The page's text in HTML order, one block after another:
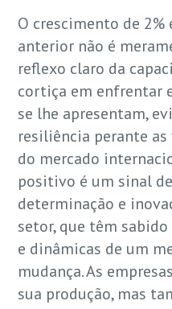
O crescimento de 2%
anterior não é
reflexo claro da
cortiça em enfrentar
se lhe apresentam,
resiliência perante
do mercado
positivo é um sinal
determinação e
setor, que têm
e dinâmicas de um
mudança. As
sua produção, mas